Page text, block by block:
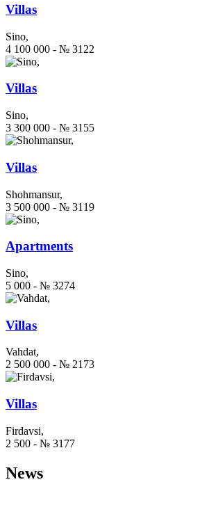
Villas
Sino,
4 100 000 - № 3122
Villas
Sino,
3 300 000 - № 3155
Villas
Shohmansur,
3 500 000 - № 3119
Apartments
Sino,
5 000 - № 3274
Villas
Vahdat,
2 500 000 - № 2173
Villas
Firdavsi,
2 500 - № 3177
News